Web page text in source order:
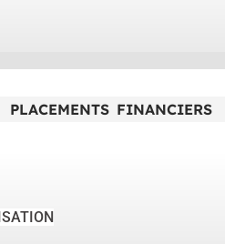
PLACEMENTS FINANCIERS